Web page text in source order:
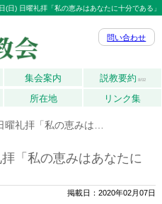
(日) 日曜礼拝「私の恵みはあなたに十分である」
問い合わせ
集会案内 説教要約 8/02
所在地 リンク集
曜礼拝「私の恵みは…
「私の恵みはあなたに
掲載日：2020年02月07日